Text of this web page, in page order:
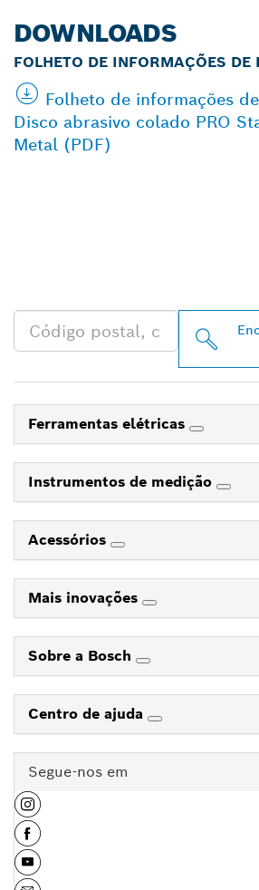
DOWNLOADS
FOLHETO DE INFORMAÇÕES DE
Folheto de informações
Disco abrasivo colado PRO
Metal (PDF)
Ferramentas elétricas
Instrumentos de medição
Acessórios
Mais inovações
Sobre a Bosch
Centro de ajuda
Segue-nos em